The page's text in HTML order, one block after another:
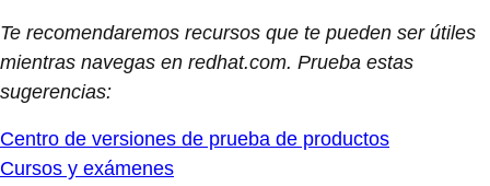
Te recomendaremos recursos que te pueden ser útiles
mientras navegas en redhat.com. Prueba estas
sugerencias:
Centro de versiones de prueba de productos
Cursos y exámenes